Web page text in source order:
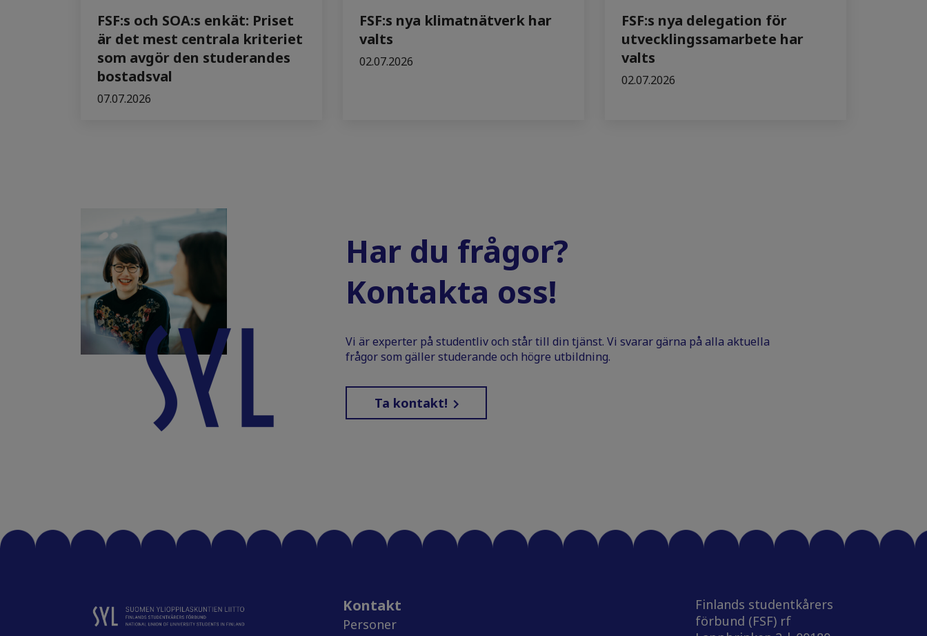
FSF:s och SOA:s enkät: Priset
är det mest centrala kriteriet
som avgör den studerandes
bostadsval
07.07.2026
FSF:s nya klimatnätverk har
valts
02.07.2026
FSF:s nya delegation för
utvecklingssamarbete har
valts
02.07.2026
Har du frågor?
Kontakta oss!
Vi är experter på studentliv och står till din tjänst. Vi svarar gärna på alla aktuella
frågor som gäller studerande och högre utbildning.
Ta kontakt!
Kontakt
Personer
Finlands studentkårers
förbund (FSF) rf